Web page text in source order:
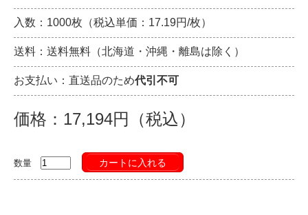
入数：1000枚（税込単価：17.19円/枚）
送料：送料無料（北海道・沖縄・離島は除く）
お支払い：直送品のため代引不可
価格：17,194円（税込）
数量 カートに入れる